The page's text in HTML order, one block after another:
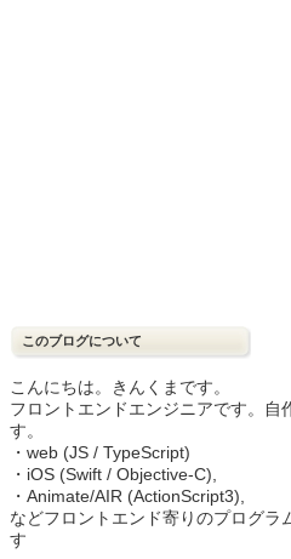
このブログについて
こんにちは。きんくまです。
フロントエンドエンジニアです。自
す。
・web (JS / TypeScript)
・iOS (Swift / Objective-C),
・Animate/AIR (ActionScript3),
などフロントエンド寄りのプログラ
す